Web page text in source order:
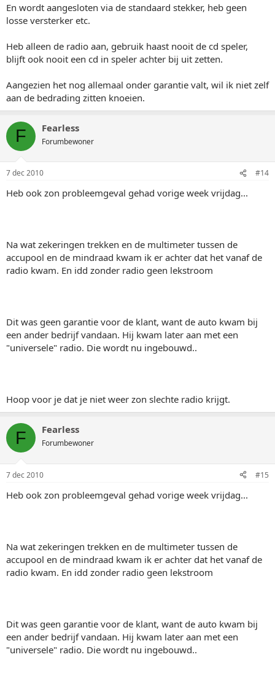
En wordt aangesloten via de standaard stekker, heb geen
losse versterker etc.
Heb alleen de radio aan, gebruik haast nooit de cd speler,
blijft ook nooit een cd in speler achter bij uit zetten.
Aangezien het nog allemaal onder garantie valt, wil ik niet zelf
aan de bedrading zitten knoeien.
F Fearless
Forumbewoner
7 dec 2010 #14
Heb ook zon probleemgeval gehad vorige week vrijdag...
Na wat zekeringen trekken en de multimeter tussen de
accupool en de mindraad kwam ik er achter dat het vanaf de
radio kwam. En idd zonder radio geen lekstroom
Dit was geen garantie voor de klant, want de auto kwam bij
een ander bedrijf vandaan. Hij kwam later aan met een
"universele" radio. Die wordt nu ingebouwd..
Hoop voor je dat je niet weer zon slechte radio krijgt.
F Fearless
Forumbewoner
7 dec 2010 #15
Heb ook zon probleemgeval gehad vorige week vrijdag...
Na wat zekeringen trekken en de multimeter tussen de
accupool en de mindraad kwam ik er achter dat het vanaf de
radio kwam. En idd zonder radio geen lekstroom
Dit was geen garantie voor de klant, want de auto kwam bij
een ander bedrijf vandaan. Hij kwam later aan met een
"universele" radio. Die wordt nu ingebouwd..